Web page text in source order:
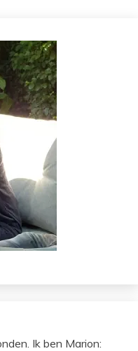
Ik ben Marion: